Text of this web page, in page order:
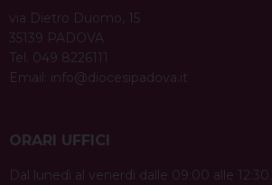
via Dietro Duomo, 15
35139 PADOVA
Tel. 049 8226111
Email: info@diocesipadova.it
ORARI UFFICI
Dal lunedì al venerdì dalle 09:00 alle 12:30.